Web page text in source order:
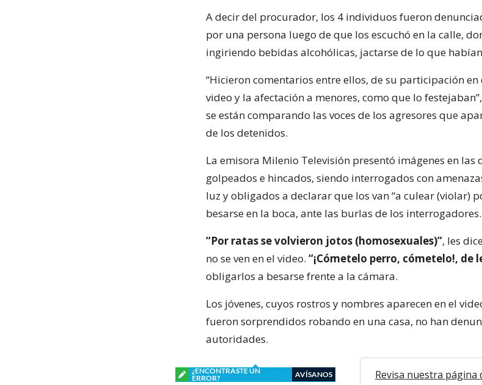
A decir del procurador, los 4 individuos fueron
por una persona luego de que los escuchó en la calle,
ingiriendo bebidas alcohólicas, jactarse de lo que
“Hicieron comentarios entre ellos, de su participación en
video y la afectación a menores, como que lo
se están comparando las voces de los agresores que
de los detenidos.
La emisora Milenio Televisión presentó imágenes en las
golpeados e hincados, siendo interrogados con
luz y obligados a declarar que los van “a culear (violar)
besarse en la boca, ante las burlas de los interrogadores.
“Por ratas se volvieron jotos (homosexuales)”, les
no se ven en el video. “¡Cómetelo perro, cómetelo!, de
obligarlos a besarse frente a la cámara.
Los jóvenes, cuyos rostros y nombres aparecen en el
fueron sorprendidos robando en una casa, no han
autoridades.
¿ENCONTRASTE UN
ERROR?
AVÍSANOS Revisa nuestra página